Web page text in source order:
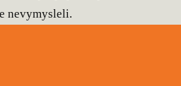
nevymysleli.